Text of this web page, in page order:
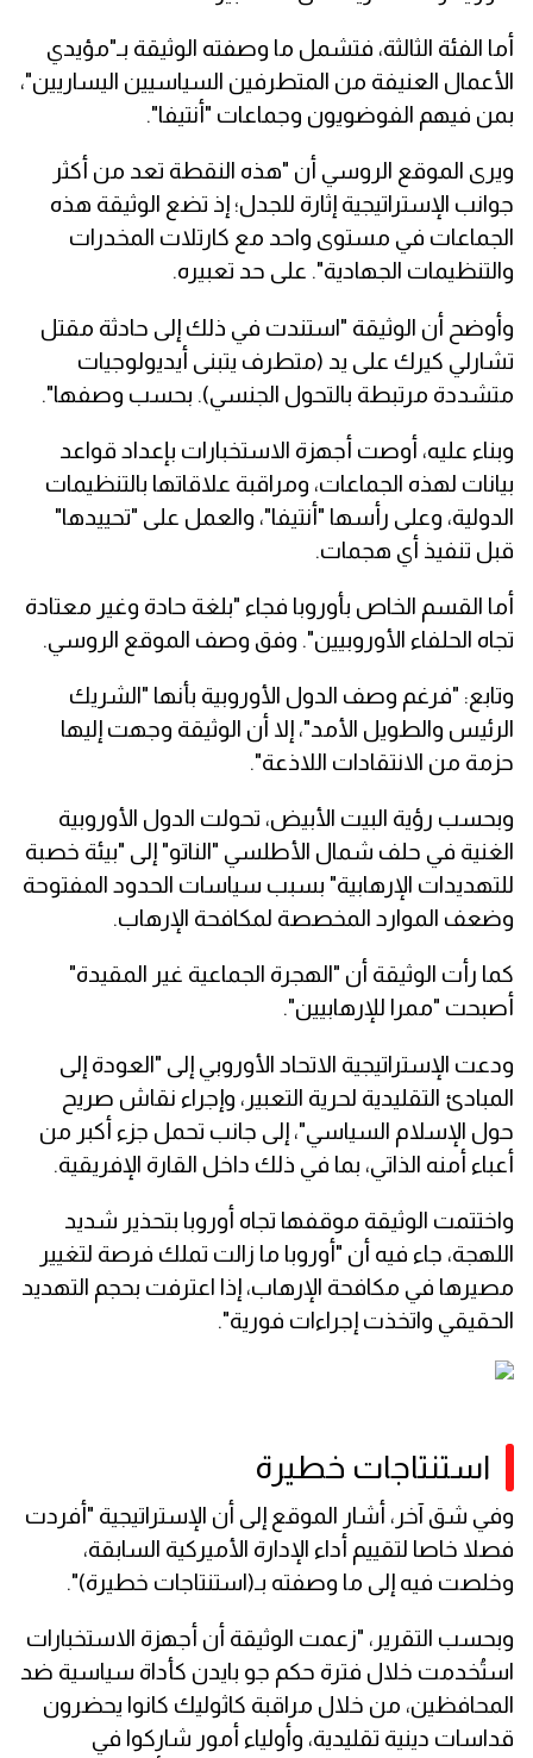
أما الفئة الثالثة، فتشمل ما وصفته الوثيقة بـ"مؤيدي
الأعمال العنيفة من المتطرفين السياسيين اليساريين"،
بمن فيهم الفوضويون وجماعات "أنتيفا".
ويرى الموقع الروسي أن "هذه النقطة تعد من أكثر
جوانب الإستراتيجية إثارة للجدل؛ إذ تضع الوثيقة هذه
الجماعات في مستوى واحد مع كارتلات المخدرات
والتنظيمات الجهادية". على حد تعبيره.
وأوضح أن الوثيقة "استندت في ذلك إلى حادثة مقتل
تشارلي كيرك على يد (متطرف يتبنى أيديولوجيات
متشددة مرتبطة بالتحول الجنسي). بحسب وصفها".
وبناء عليه، أوصت أجهزة الاستخبارات بإعداد قواعد
بيانات لهذه الجماعات، ومراقبة علاقاتها بالتنظيمات
الدولية، وعلى رأسها "أنتيفا"، والعمل على "تحييدها"
قبل تنفيذ أي هجمات.
أما القسم الخاص بأوروبا فجاء "بلغة حادة وغير معتادة
تجاه الحلفاء الأوروبيين". وفق وصف الموقع الروسي.
وتابع: "فرغم وصف الدول الأوروبية بأنها "الشريك
الرئيس والطويل الأمد"، إلا أن الوثيقة وجهت إليها
حزمة من الانتقادات اللاذعة".
وبحسب رؤية البيت الأبيض، تحولت الدول الأوروبية
الغنية في حلف شمال الأطلسي "الناتو" إلى "بيئة خصبة
للتهديدات الإرهابية" بسبب سياسات الحدود المفتوحة
وضعف الموارد المخصصة لمكافحة الإرهاب.
كما رأت الوثيقة أن "الهجرة الجماعية غير المقيدة"
أصبحت "ممرا للإرهابيين".
ودعت الإستراتيجية الاتحاد الأوروبي إلى "العودة إلى
المبادئ التقليدية لحرية التعبير، وإجراء نقاش صريح
حول الإسلام السياسي"، إلى جانب تحمل جزء أكبر من
أعباء أمنه الذاتي، بما في ذلك داخل القارة الإفريقية.
واختتمت الوثيقة موقفها تجاه أوروبا بتحذير شديد
اللهجة، جاء فيه أن "أوروبا ما زالت تملك فرصة لتغيير
مصيرها في مكافحة الإرهاب، إذا اعترفت بحجم التهديد
الحقيقي واتخذت إجراءات فورية".
استنتاجات خطيرة
وفي شق آخر، أشار الموقع إلى أن الإستراتيجية "أفردت
فصلا خاصا لتقييم أداء الإدارة الأميركية السابقة،
وخلصت فيه إلى ما وصفته بـ(استنتاجات خطيرة)".
وبحسب التقرير، "زعمت الوثيقة أن أجهزة الاستخبارات
استُخدمت خلال فترة حكم جو بايدن كأداة سياسية ضد
المحافظين، من خلال مراقبة كاثوليك كانوا يحضرون
قداسات دينية تقليدية، وأولياء أمور شاركوا في